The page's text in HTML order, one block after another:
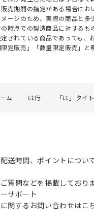
売期間の指定がある場合にお
ージのため、実際の商品と多
時点での製造商品に対するも
されている商品であっても、
定販売」「数量限定販売」と
ム は行 「は」タイ
送時間、ポイントについ
質問などを掲載しておりま
サポート
関するお問い合わせはこ